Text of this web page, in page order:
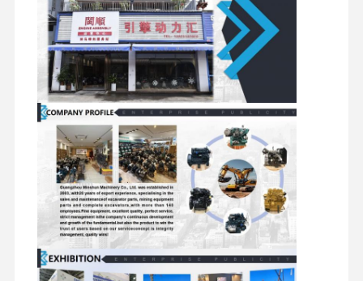
Accueil Produits
Le Spectacle
VR
À Propos De
Nous